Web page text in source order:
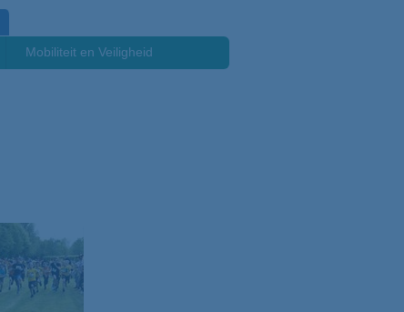
Mobiliteit en Veiligheid